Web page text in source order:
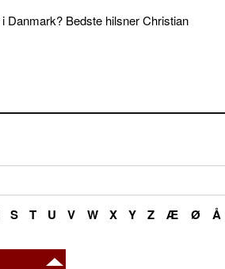
Danmark? Bedste hilsner Christian
S T U V W X Y Z Æ Ø Å